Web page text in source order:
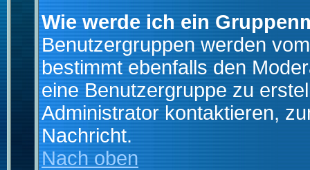
Wie werde ich ein
Benutzergruppen werden
bestimmt ebenfalls den
eine Benutzergruppe zu
Administrator kontaktieren,
Nachricht.
Nach oben